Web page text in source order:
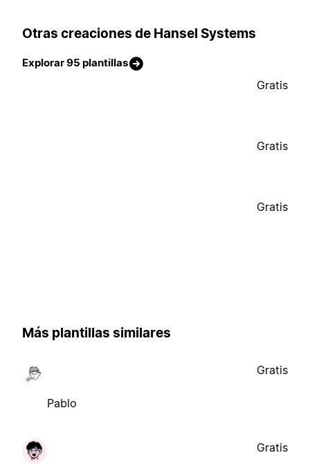
Otras creaciones de Hansel Systems
Explorar 95 plantillas
Gratis
Gratis
Gratis
Más plantillas similares
Pablo
Gratis
Gratis